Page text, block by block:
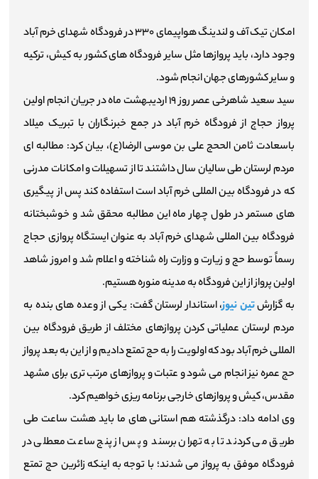
ارتباط با مدیرعامل
امکان تیک آف و لندینگ هواپیمای ۳۳۰ در فرودگاه شهدای خرم آباد
وجود دارد، باید پروازها مثل سایر فرودگاه های کشور به کیش، ترکیه
و سایر کشورهای جهان انجام شود.
سید سعید شاهرخی عصر روز ۱۹ اردیبهشت ماه در جریان انجام اولین
پرواز حجاج از فرودگاه خرم آباد در جمع خبرنگاران با تبریک میلاد
باسعادت ثامن الححج علی بن موسی الرضا(ع)، بیان کرد: مطالبه ای
مردم لرستان طی سالیان سال داشتند تا از تسهیلات و امکانات مدرنی
که در فرودگاه بین المللی خرم آباد است استفاده کند پس از پیگیری
های مستمر در طول چهار ماه این مطالبه محقق شد و خوشبختانه
فرودگاه بین المللی شهدای خرم آباد به عنوان ایستگاه پروازی حجاج
رسماً توسط حج و زیارت و وزارت راه شناخته و اعلام شد و امروز شاهد
اولین پرواز از این فرودگاه به مدینه منوره هستیم.
به گزارشتین نیوز، استاندار لرستان گفت: یکی از وعده های بنده به
مردم لرستان عملیاتی کردن پروازهای مختلف از طریق فرودگاه بین
المللی خرم آباد بود که اولویت را به حج تمتع دادیم و از این به بعد پرواز
حج عمره نیز انجام می شود و عتبات و پروازهای مرتب تری برای مشهد
مقدس، کیش و پروازهای خارجی برنامه ریزی خواهیم کرد.
وی ادامه داد: درگذشته هم استانی های ما باید هشت ساعت طی
طریق می کردند تا به تهران برسند و پس از پنج ساعت معطلی در
فرودگاه موفق به پرواز می شدند؛ با توجه به اینکه زائرین حج تمتع